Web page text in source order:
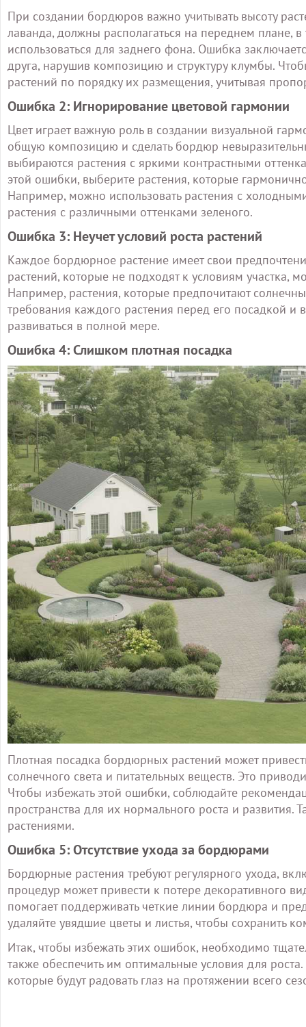
При создании бордюров важно учитывать высоту
лаванда, должны располагаться на переднем плане,
использоваться для заднего фона. Ошибка
друга, нарушив композицию и структуру клумбы.
растений по порядку их размещения, учитывая
Ошибка 2: Игнорирование цветовой гармонии
Цвет играет важную роль в создании визуальной
общую композицию и сделать бордюр
выбираются растения с яркими контрастными
этой ошибки, выберите растения, которые
Например, можно использовать растения с
растения с различными оттенками зеленого.
Ошибка 3: Неучет условий роста растений
Каждое бордюрное растение имеет свои
растений, которые не подходят к условиям
Например, растения, которые предпочитают
требования каждого растения перед его посадкой
развиваться в полной мере.
Ошибка 4: Слишком плотная посадка
Плотная посадка бордюрных растений может
солнечного света и питательных веществ. Это
Чтобы избежать этой ошибки, соблюдайте
пространства для их нормального роста и
растениями.
Ошибка 5: Отсутствие ухода за бордюрами
Бордюрные растения требуют регулярного ухода,
процедур может привести к потере декоративного
помогает поддерживать четкие линии бордюра и
удаляйте увядшие цветы и листья, чтобы сохранить
Итак, чтобы избежать этих ошибок, необходимо
также обеспечить им оптимальные условия для
которые будут радовать глаз на протяжении всего